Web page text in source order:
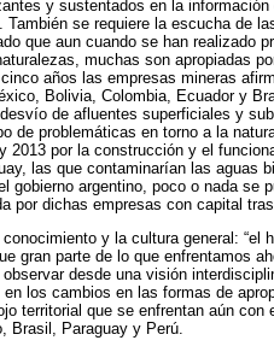
y sustentados en la
se requiere la escucha de
que aun cuando se han realizado
muchas son apropiadas
años las empresas mineras
Bolivia, Colombia, Ecuador y
de afluentes superficiales y
de problemáticas en torno a la
por la construcción y el
las que contaminarían las aguas
argentino, poco o nada se
por dichas empresas con capital
y la cultura general: “el
gran parte de lo que enfrentamos
desde una visión
los cambios en las formas de
territorial que se enfrentan aún con
Brasil, Paraguay y Perú.